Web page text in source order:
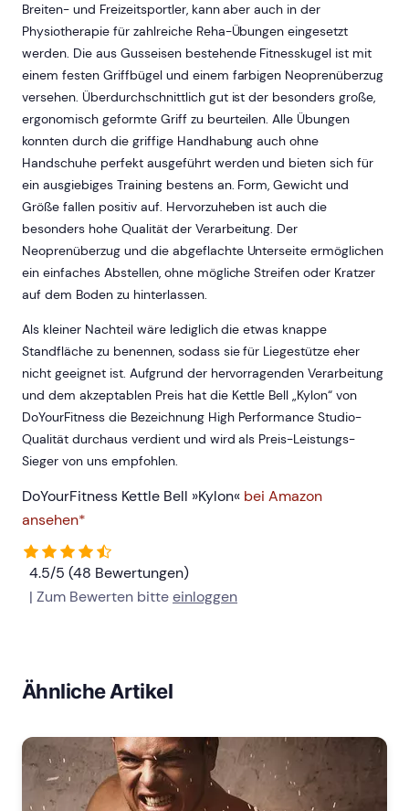
Breiten- und Freizeitsportler, kann aber auch in der
Physiotherapie für zahlreiche Reha-Übungen eingesetzt
werden. Die aus Gusseisen bestehende Fitnesskugel ist mit
einem festen Griffbügel und einem farbigen Neoprenüberzug
versehen. Überdurchschnittlich gut ist der besonders große,
ergonomisch geformte Griff zu beurteilen. Alle Übungen
konnten durch die griffige Handhabung auch ohne
Handschuhe perfekt ausgeführt werden und bieten sich für
ein ausgiebiges Training bestens an. Form, Gewicht und
Größe fallen positiv auf. Hervorzuheben ist auch die
besonders hohe Qualität der Verarbeitung. Der
Neoprenüberzug und die abgeflachte Unterseite ermöglichen
ein einfaches Abstellen, ohne mögliche Streifen oder Kratzer
auf dem Boden zu hinterlassen.
Als kleiner Nachteil wäre lediglich die etwas knappe
Standfläche zu benennen, sodass sie für Liegestütze eher
nicht geeignet ist. Aufgrund der hervorragenden Verarbeitung
und dem akzeptablen Preis hat die Kettle Bell „Kylon“ von
DoYourFitness die Bezeichnung High Performance Studio-
Qualität durchaus verdient und wird als Preis-Leistungs-
Sieger von uns empfohlen.
DoYourFitness Kettle Bell »Kylon« bei Amazon
ansehen*
4.5/5 (48 Bewertungen)
| Zum Bewerten bitteeinloggen
Ähnliche Artikel